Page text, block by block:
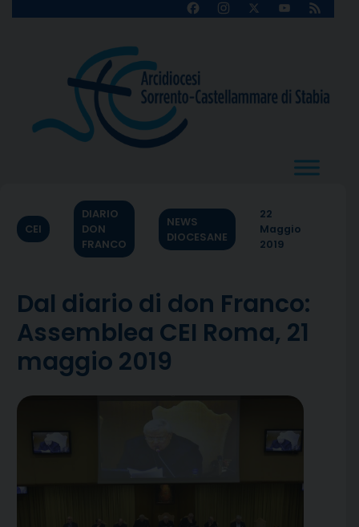
FacebookInstagram
X
YouTube
Feed
CEI
DIARIO
DON
FRANCO
NEWS
DIOCESANE
22
Maggio
2019
Dal diario di don Franco:
Assemblea CEI Roma, 21
maggio 2019